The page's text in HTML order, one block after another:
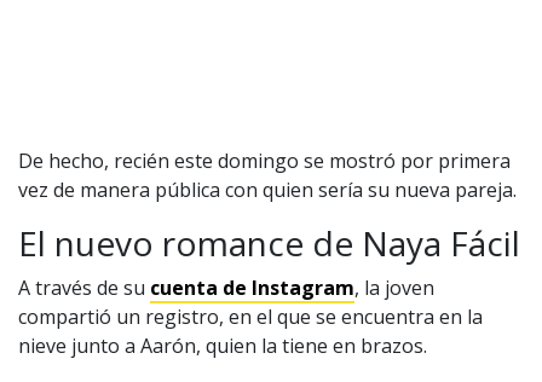
De hecho, recién este domingo se mostró por primera
vez de manera pública con quien sería su nueva pareja.
El nuevo romance de Naya Fácil
A través de su cuenta de Instagram, la joven
compartió un registro, en el que se encuentra en la
nieve junto a Aarón, quien la tiene en brazos.